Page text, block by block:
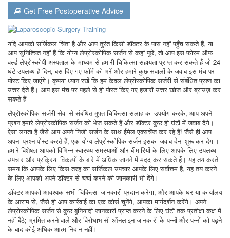
Get Free Postoperative Advice
यदि आपको सर्जिकल चिंता है और आप तुरंत किसी डॉक्टर के पास नहीं पहुँच सकते हैं, या
आप सुनिश्चित नहीं हैं कि योग्य लेप्रोस्कोपिक सर्जन से कहां पूछें, तो आप इस फोरम ऑफ
वर्ल्ड लेप्रोस्कोपी अस्पताल के माध्यम से हमारी चिकित्सा सहायता प्राप्त कर सकते हैं जो 24
घंटे उपलब्ध है दिन, बस दिए गए फॉर्म को भरें और हमारे कुछ सवालों के जवाब इस मंच पर
पोस्ट किए जाएंगे। कृपया ध्यान रखें कि हम केवल लेप्रोस्कोपिक सर्जरी से संबंधित प्रश्न का
उत्तर देते हैं। आप इस मंच पर पहले से ही पोस्ट किए गए हजारों उत्तर खोज और ब्राउज़ कर
सकते हैं
लैप्रोस्कोपिक सर्जरी सेवा से संबंधित मुफ्त चिकित्सा सलाह का उपयोग करके, आप अपने
प्रश्न हमारे लेप्रोस्कोपिक सर्जन को भेज सकते हैं और डॉक्टर कुछ ही घंटों में जवाब देंगे।
ऐसा लगता है जैसे आप अपने निजी सर्जन के साथ ईमेल एक्सचेंज कर रहे हैं! जैसे ही आप
अपना प्रश्न पोस्ट करते हैं, एक योग्य लेप्रोस्कोपिक सर्जन इसका जवाब देना शुरू कर देगा।
हमारे विशेषज्ञ आपको विभिन्न स्वास्थ्य समस्याओं और बीमारियों के लिए आपके लिए उपलब्ध
उपचार और प्रक्रिया विकल्पों के बारे में अधिक जानने में मदद कर सकते हैं। यह तय करते
समय कि आपके लिए किस तरह का सर्जिकल उपचार आपके लिए सर्वोत्तम है, यह तय करने
के लिए आपको अपने डॉक्टर से चर्चा करने की जानकारी भी देंगे।
डॉक्टर आपको आवश्यक सभी चिकित्सा जानकारी प्रदान करेगा, और आपके घर या कार्यालय
के आराम से, जैसे ही आप कार्रवाई का एक कोर्स चुनेंगे, आपका मार्गदर्शन करेंगे। अपने
लेप्रोस्कोपिक सर्जन से कुछ बुनियादी जानकारी प्राप्त करने के लिए घंटों तक प्रतीक्षा कक्ष में
नहीं बैठे; भ्रमित करने वाले और विरोधाभासी ऑनलाइन जानकारी के पन्नों और पन्नों को पढ़ने
के बाद कोई अधिक आत्म निदान नहीं।